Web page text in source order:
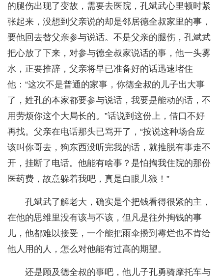
的腿伤出现了变故，需要去医院，孔斌武心里顿时紧
张起来，没想到父亲说的却是邻居德全叔家里的事，
要他回去替父亲参与说话。不是父亲的腿伤，孔斌武
把心放了下来，对参与德全叔家说话的事，他一头雾
水，正要推辞，父亲将早已准备好的话迅速堵住
他：“这次不是普通的家事，你德全叔的儿子出大事
了，姓孔的本家都要参与说话，我要是能动的话，不
用劳烦你这个大局长的。”话说到这份上，借口不好
再找。父亲在电话那头已骂开了，“按说这种场合应
该叫你哥去，狗东西没听完我的话，就推脱有事走不
开，挂断了电话。他能有啥事？是怕掏我住院的那份
医药费，故意躲着我吧，真是白眼儿狼！”
孔斌武了解老大，确实是个把钱看得很紧的主，
在他的思维里没有该与不该，但凡是往外掏钱的事
儿，他都难以接受，一个能把雨伞攒到霉烂也不肯给
他人用的人，怎么对他能有过高的期望。
还是顾及德全叔的事吧，他儿子孔勇骑摩托车与